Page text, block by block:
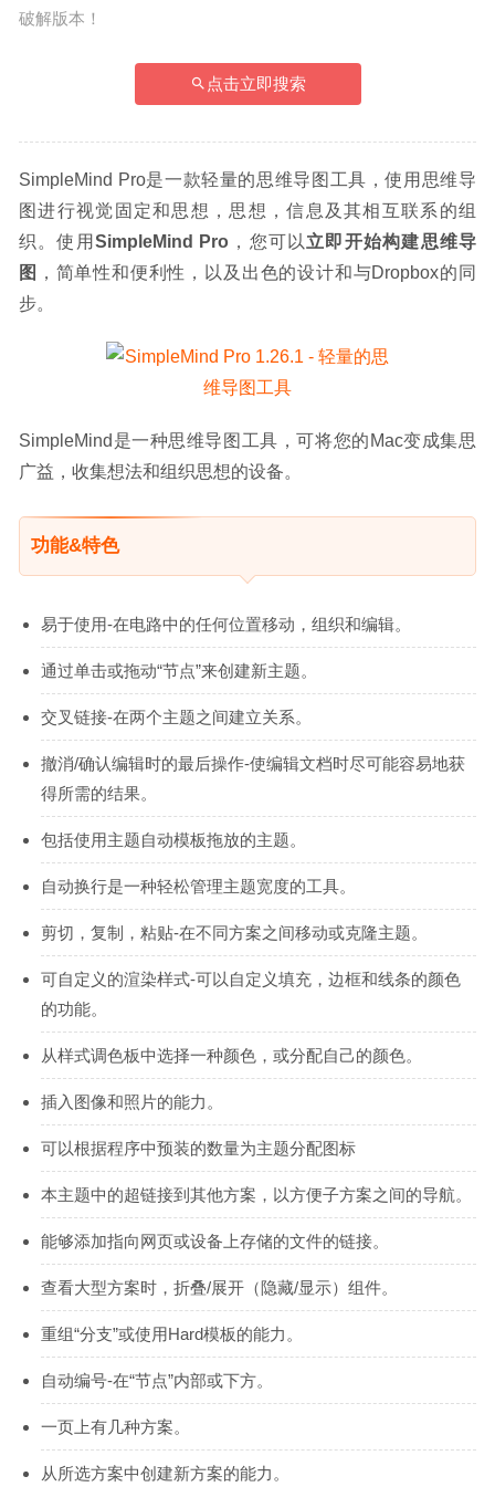
破解版本！
点击立即搜索
SimpleMind Pro是一款轻量的思维导图工具，使用思维导
图进行视觉固定和思想，思想，信息及其相互联系的组
织。使用 SimpleMind Pro ，您可以 立即开始构建思维导
图
，简单性和便利性，以及出色的设计和与Dropbox的同
步。
SimpleMind是一种思维导图工具，可将您的Mac变成集思
广益，收集想法和组织思想的设备。
功能&特色
易于使用-在电路中的任何位置移动，组织和编辑。
通过单击或拖动“节点”来创建新主题。
交叉链接-在两个主题之间建立关系。
撤消/确认编辑时的最后操作-使编辑文档时尽可能容易地获
得所需的结果。
包括使用主题自动模板拖放的主题。
自动换行是一种轻松管理主题宽度的工具。
剪切，复制，粘贴-在不同方案之间移动或克隆主题。
可自定义的渲染样式-可以自定义填充，边框和线条的颜色
的功能。
从样式调色板中选择一种颜色，或分配自己的颜色。
插入图像和照片的能力。
可以根据程序中预装的数量为主题分配图标
本主题中的超链接到其他方案，以方便子方案之间的导航。
能够添加指向网页或设备上存储的文件的链接。
查看大型方案时，折叠/展开（隐藏/显示）组件。
重组“分支”或使用Hard模板的能力。
自动编号-在“节点”内部或下方。
一页上有几种方案。
从所选方案中创建新方案的能力。